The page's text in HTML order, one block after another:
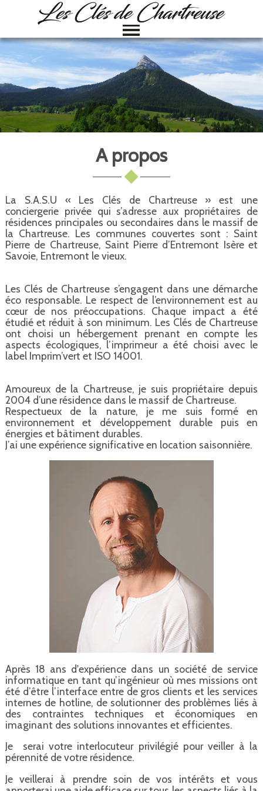
A propos
La S.A.S.U « Les Clés de Chartreuse » est une
conciergerie privée qui s’adresse aux propriétaires de
résidences principales ou secondaires dans le massif de
la Chartreuse. Les communes couvertes sont : Saint
Pierre de Chartreuse, Saint Pierre d’Entremont Isère et
Savoie, Entremont le vieux.
Les Clés de Chartreuse s’engagent dans une démarche
éco responsable. Le respect de l’environnement est au
cœur de nos préoccupations. Chaque impact a été
étudié et réduit à son minimum. Les Clés de Chartreuse
ont choisi un hébergement prenant en compte les
aspects écologiques, l’imprimeur a été choisi avec le
label Imprim’vert et ISO 14001.
Amoureux de la Chartreuse, je suis propriétaire depuis
2004 d’une résidence dans le massif de Chartreuse.
Respectueux de la nature, je me suis formé en
environnement et développement durable puis en
énergies et bâtiment durables.
J’ai une expérience significative en location saisonnière.
Après 18 ans d'expérience dans un société de service
informatique en tant qu’ingénieur où mes missions ont
été d’être l’interface entre de gros clients et les services
internes de hotline, de solutionner des problèmes liés à
des contraintes techniques et économiques en
imaginant des solutions innovantes et efficientes.
Je serai votre interlocuteur privilégié pour veiller à la
pérennité de votre résidence.
Je veillerai à prendre soin de vos intérêts et vous